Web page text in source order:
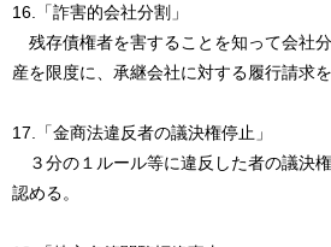
16.「詐害的会社分割」
残存債権者を害することを知って会社
産を限度に、承継会社に対する履行請求を
17.「金商法違反者の議決権停止」
３分の１ルール等に違反した者の議決
認める。